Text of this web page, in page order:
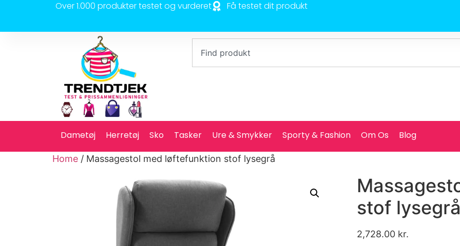
Over 1.000 produkter testet og vurderet Få testet dit produkt
Dametøj Herretøj Sko Tasker Ure & Smykker Sporty & Fashion Om Os Blog
Home / Massagestol med løftefunktion stof lysegrå
stof
2,728.00 kr.